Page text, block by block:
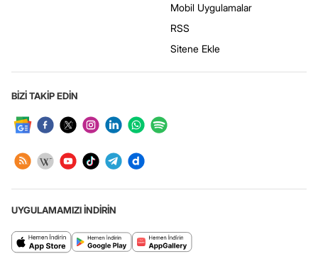
Mobil Uygulamalar
RSS
Sitene Ekle
BİZİ TAKİP EDİN
UYGULAMAMIZI İNDİRİN